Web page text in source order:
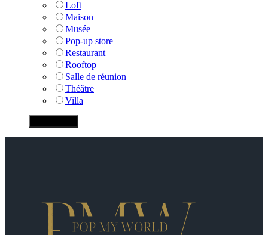
Loft
Maison
Musée
Pop-up store
Restaurant
Rooftop
Salle de réunion
Théâtre
Villa